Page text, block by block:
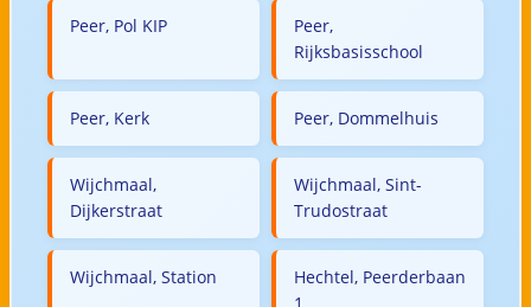
Peer, Pol KIP
Peer,
Rijksbasisschool
Peer, Kerk Peer, Dommelhuis
Wijchmaal,
Dijkerstraat
Wijchmaal, Sint-
Trudostraat
Wijchmaal, Station
Hechtel, Peerderbaan
1